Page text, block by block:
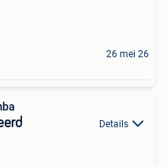
26 mei 26
Details